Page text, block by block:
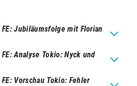
FE: Jubiläumsfolge mit Florian
FE: Analyse Tokio: Nyck und
FE: Vorschau Tokio: Fehler